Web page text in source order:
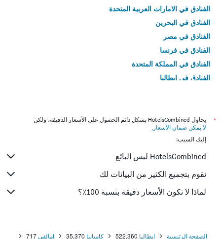
الفنادق في الامارات العربية المتحدة
الفنادق في البحرين
الفنادق في مصر
الفنادق في فرنسا
الفنادق في المملكة المتحدة
الفنادق في إيطاليا
*
يحاول HotelsCombined بشكل دائم الحصول على الأسعار الدقيقة، ولكن
لا يمكن ضمان الأسعار .
إليك السبب:
HotelsCombined ليس البائع
نقوم بتجميع الكثير من البيانات لك
لماذا لا تكون الأسعار دقيقة بنسبة 100٪؟
الصفحة الرئيسية إيطاليا 522,360 كامبانيا 35,370 امالفي 717